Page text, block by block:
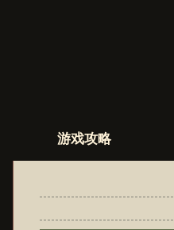
游戏攻略